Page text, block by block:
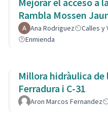
Rambla Mossen
Ana Rodriguez Calles y
Enmienda
Millora hidràulica
Ferradura i C-31
Aron Marcos Fernandez